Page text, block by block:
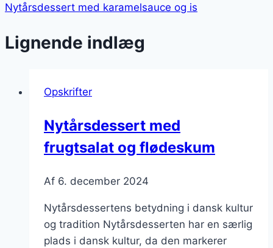
Nytårsdessert med karamelsauce og is
Lignende indlæg
Opskrifter
Nytårsdessert med
frugtsalat og flødeskum
Af 6. december 2024
Nytårsdessertens betydning i dansk kultur
og tradition Nytårsdesserten har en særlig
plads i dansk kultur, da den markerer